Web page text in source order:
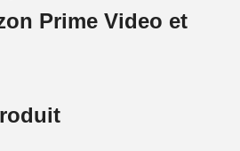
Prime Video et